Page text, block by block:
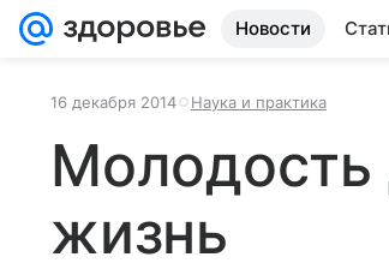
Новости
16 декабря 2014 Наука и практика
Молодость
жизнь